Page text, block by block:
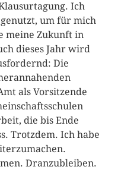
Ich
um für mich
meine Zukunft in
dieses Jahr wird
Die
als Vorsitzende
die bis Ende
Trotzdem. Ich habe
Dranzubleiben.